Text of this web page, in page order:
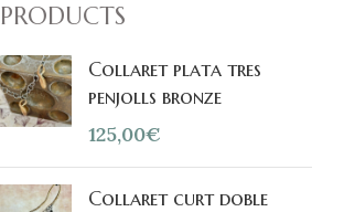
PRODUCTS
Collaret plata tres
penjolls bronze
125,00€
Collaret curt doble